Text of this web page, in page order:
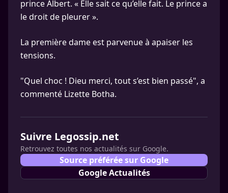
prince Albert. « Elle sait ce qu’elle fait. Le prince a
le droit de pleurer ».
La première dame est parvenue à apaiser les
tensions.
"Quel choc ! Dieu merci, tout s’est bien passé", a
commenté Lizette Botha.
Suivre Legossip.net
Retrouvez toutes nos actualités sur Google.
Source préférée sur Google
Google Actualités